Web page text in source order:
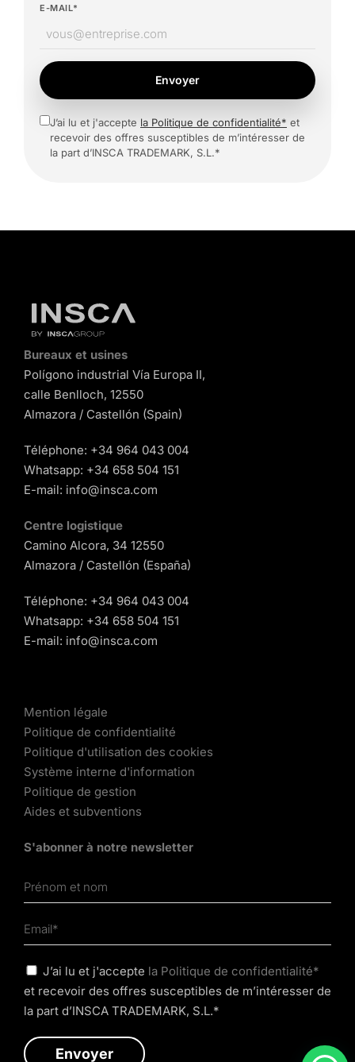
E-MAIL*
Envoyer
J’ai lu et j'accepte la Politique de confidentialité* et
recevoir des offres susceptibles de m’intéresser de
la part d’INSCA TRADEMARK, S.L.*
Bureaux et usines
Polígono industrial Vía Europa II,
calle Benlloch, 12550
Almazora / Castellón (Spain)
Téléphone: +34 964 043 004
Whatsapp: +34 658 504 151
E-mail: info@insca.com
Centre logistique
Camino Alcora, 34 12550
Almazora / Castellón (España)
Téléphone: +34 964 043 004
Whatsapp: +34 658 504 151
E-mail: info@insca.com
Mention légale
Politique de confidentialité
Politique d'utilisation des cookies
Système interne d'information
Politique de gestion
Aides et subventions
S'abonner à notre newsletter
J’ai lu et j'accepte la Politique de confidentialité*
et recevoir des offres susceptibles de m’intéresser de
la part d’INSCA TRADEMARK, S.L.*